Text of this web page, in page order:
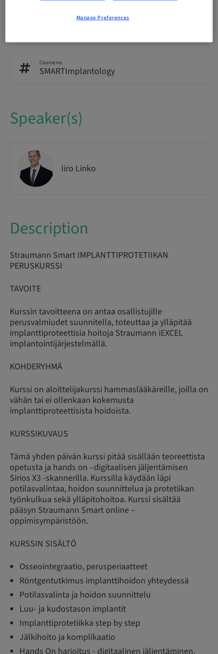
Course no.
SMARTImplantology
Speaker(s)
Iiro Linko
Description
Straumann Smart IMPLANTTIPROTETIIKAN
PERUSKURSSI
TAVOITE
Kurssin tavoitteena on antaa osallistujille
perusvalmiudet suunnitella, toteuttaa ja ylläpitää
implanttiproteettisia hoitoja Straumann iEXCEL
implantointijärjestelmällä.
KOHDERYHMÄ
Kurssi on aloittelijakurssi hammaslääkäreille, joilla on
vähän tai ei ollenkaan kokemusta
implanttiproteettisista hoidoista.
KURSSIKUVAUS
Tämä yhden päivän kurssi pitää sisällään teoreettista
opetusta ja hands on –digitaalisen jäljentämisen
Sirios X3 -skannerilla. Kurssilla käydään läpi
potilasvalintaa, hoidon suunnittelua ja protetiikan
työnkulkua sekä ylläpitohoitoa. Kurssi sisältää
pääsyn Straumann Smart online –
oppimisympäristöön.
KURSSIN SISÄLTÖ
Osseointegraatio, perusperiaatteet
Röntgentutkimus implanttihoidon yhteydessä
Potilasvalinta ja hoidon suunnittelu
Luu- ja kudostason implantit
Implanttiprotetiikka step by step
Jälkihoito ja komplikaatio
Hands On harjoitus - digitaalinen jäljentäminen.
Manage Preferences